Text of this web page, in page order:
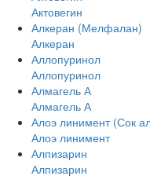
Актовегин
Алкеран (Мелфалан)
Алкеран
Аллопуринол
Аллопуринол
Алмагель А
Алмагель А
Алоэ линимент (Сок
Алоэ линимент
Алпизарин
Алпизарин